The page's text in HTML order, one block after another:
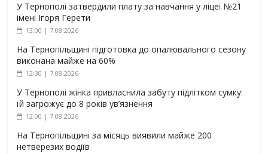
У Тернополі затвердили плату за навчання у ліцеї №21
імені Ігоря Герети
13:00 | 7.08.2026
На Тернопільщині підготовка до опалювального сезону
виконана майже на 60%
12:30 | 7.08.2026
У Тернополі жінка привласнила забуту підлітком сумку:
їй загрожує до 8 років ув’язнення
12:00 | 7.08.2026
На Тернопільщині за місяць виявили майже 200
нетверезих водіїв